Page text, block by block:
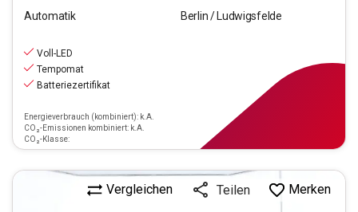
Automatik Berlin / Ludwigsfelde
Voll-LED
Tempomat
Batteriezertifikat
Energieverbrauch (kombiniert): k.A.
CO₂-Emissionen kombiniert: k.A.
CO₂-Klasse:
Vergleichen Teilen Merken